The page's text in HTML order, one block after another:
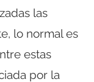
las
lo normal es
estas
por la